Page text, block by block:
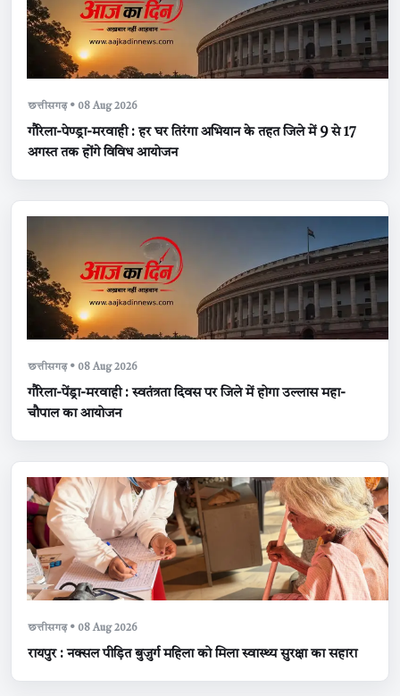
छत्तीसगढ़ • 08 Aug 2026
गौरेला-पेण्ड्रा-मरवाही : हर घर तिरंगा अभियान के तहत जिले में 9 से 17
अगस्त तक होंगे विविध आयोजन
छत्तीसगढ़ • 08 Aug 2026
गौरेला-पेंड्रा-मरवाही : स्वतंत्रता दिवस पर जिले में होगा उल्लास महा-
चौपाल का आयोजन
छत्तीसगढ़ • 08 Aug 2026
रायपुर : नक्सल पीड़ित बुजुर्ग महिला को मिला स्वास्थ्य सुरक्षा का सहारा